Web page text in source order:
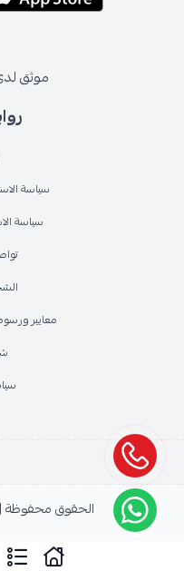
سياسة
سياسة
معايير
موثق
الحقوق محفوظة |